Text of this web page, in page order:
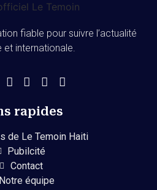
fiable pour suivre l’actualité
et internationale.
rapides
de Le Temoin Haiti
Pubilcité
Contact
Notre équipe